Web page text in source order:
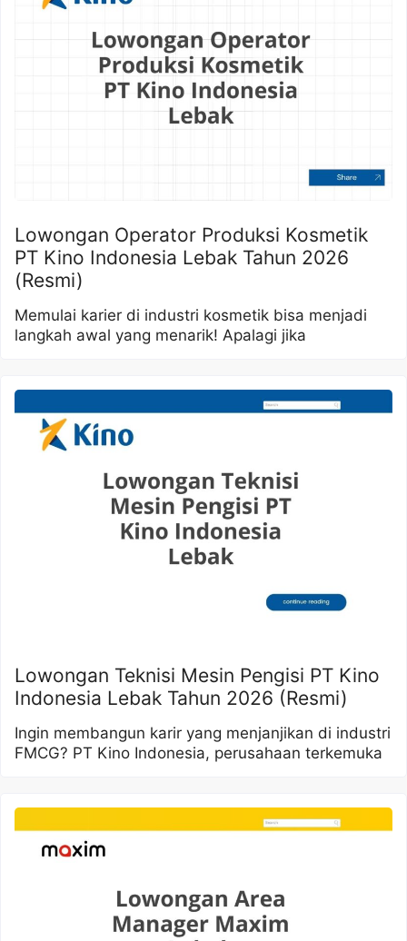
Lowongan Operator Produksi Kosmetik
PT Kino Indonesia Lebak Tahun 2026
(Resmi)
Memulai karier di industri kosmetik bisa menjadi
langkah awal yang menarik! Apalagi jika
Lowongan Teknisi Mesin Pengisi PT Kino
Indonesia Lebak Tahun 2026 (Resmi)
Ingin membangun karir yang menjanjikan di industri
FMCG? PT Kino Indonesia, perusahaan terkemuka